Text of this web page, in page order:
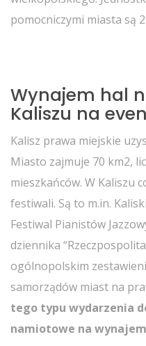
pomocniczymi miasta są
Wynajem hal
Kaliszu na
Kalisz prawa miejskie
Miasto zajmuje 70 km2,
mieszkańców. W Kaliszu
festiwali. Są to m.in.
Festiwal Pianistów
dziennika
ogólnopolskim
samorządów miast na
tego typu wydarzenia
namiotowe na